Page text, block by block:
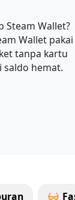
Steam Wallet?
Wallet pakai
tanpa kartu
saldo hemat.